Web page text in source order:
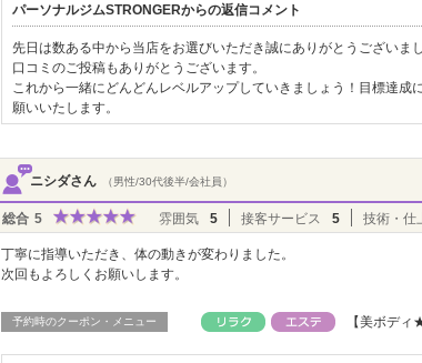
パーソナルジムSTRONGERからの返信コメント
先日は数ある中から当店をお選びいただき誠にありがとうございまし
口コミのご投稿もありがとうございます。
これから一緒にどんどんレベルアップしていきましょう！目標達
願いいたします。
ニシダさん （男性/30代後半/会社員）
総合 5 雰囲気 5 接客サービス 5 技術・仕
丁寧に指導いただき、体の動きが変わりました。
次回もよろしくお願いします。
予約時のクーポン・メニュー 【美ボデ